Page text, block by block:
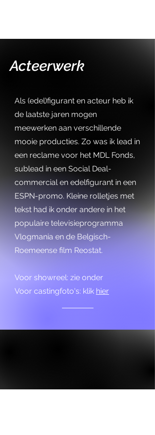
Acteerwerk
Als (edel)figurant en acteur heb ik
de laatste jaren mogen
meewerken aan verschillende
mooie producties. Zo was ik lead in
een reclame voor het MDL Fonds,
sublead in een Social Deal-
commercial en edelfigurant in een
ESPN-promo. Kleine rolletjes met
tekst had ik onder andere in het
populaire televisieprogramma
Vlogmania en de Belgisch-
Roemeense film Reostat.
Voor showreel: zie onder
Voor castingfoto's: klik hier